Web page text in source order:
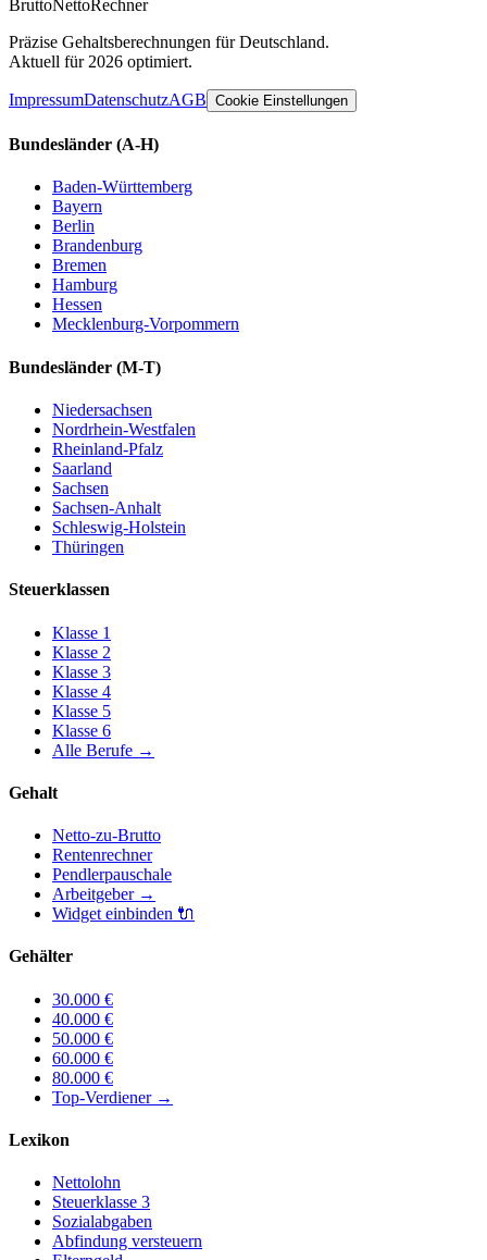
BruttoNettoRechner
Präzise Gehaltsberechnungen für Deutschland.
Aktuell für 2026 optimiert.
ImpressumDatenschutzAGB Cookie Einstellungen
Bundesländer (A-H)
Baden-Württemberg
Bayern
Berlin
Brandenburg
Bremen
Hamburg
Hessen
Mecklenburg-Vorpommern
Bundesländer (M-T)
Niedersachsen
Nordrhein-Westfalen
Rheinland-Pfalz
Saarland
Sachsen
Sachsen-Anhalt
Schleswig-Holstein
Thüringen
Steuerklassen
Klasse 1
Klasse 2
Klasse 3
Klasse 4
Klasse 5
Klasse 6
Alle Berufe →
Gehalt
Netto-zu-Brutto
Rentenrechner
Pendlerpauschale
Arbeitgeber→
Widget einbinden 🔌
Gehälter
30.000 €
40.000 €
50.000 €
60.000 €
80.000 €
Top-Verdiener→
Lexikon
Nettolohn
Steuerklasse 3
Sozialabgaben
Abfindung versteuern